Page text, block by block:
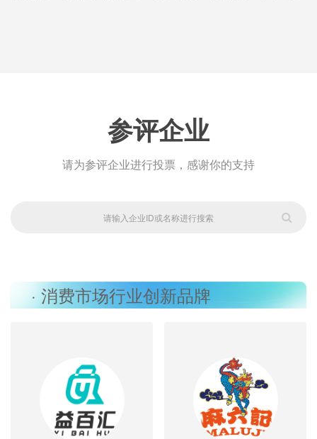
参评企业
请为参评企业进行投票，感谢你的支持
· 消费市场行业创新品牌